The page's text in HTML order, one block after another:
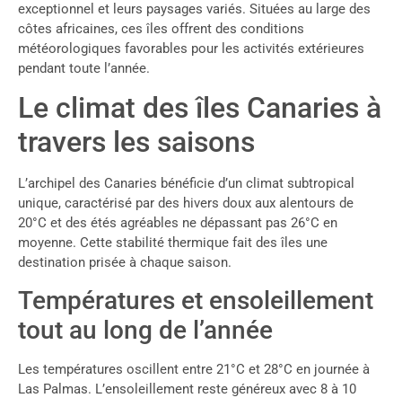
exceptionnel et leurs paysages variés. Situées au large des
côtes africaines, ces îles offrent des conditions
météorologiques favorables pour les activités extérieures
pendant toute l’année.
Le climat des îles Canaries à
travers les saisons
L’archipel des Canaries bénéficie d’un climat subtropical
unique, caractérisé par des hivers doux aux alentours de
20°C et des étés agréables ne dépassant pas 26°C en
moyenne. Cette stabilité thermique fait des îles une
destination prisée à chaque saison.
Températures et ensoleillement
tout au long de l’année
Les températures oscillent entre 21°C et 28°C en journée à
Las Palmas. L’ensoleillement reste généreux avec 8 à 10